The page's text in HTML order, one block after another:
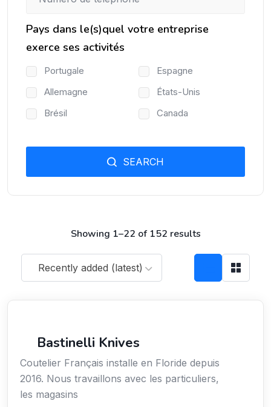
Showing 1–22 of 152 results
Recently added (latest)
Bastinelli Knives
Coutelier Français installe en Floride depuis
2016. Nous travaillons avec les particuliers,
les magasins
Pays dans le(s)quel votre entreprise
exerce ses activités
Portugale
Espagne
Allemagne
États-Unis
Brésil
Canada
SEARCH